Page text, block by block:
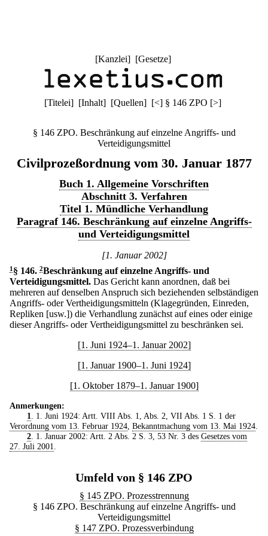
[Kanzlei] [Gesetze]
[Titelei] [Inhalt] [Quellen] [<] § 146 ZPO [>]
§ 146 ZPO. Beschränkung auf einzelne Angriffs- und
Verteidigungsmittel
Civilprozeßordnung vom 30. Januar 1877
Buch 1. Allgemeine Vorschriften
Abschnitt 3. Verfahren
Titel 1. Mündliche Verhandlung
Paragraf 146. Beschränkung auf einzelne Angriffs-
und Verteidigungsmittel
[1. Januar 2002]
1 § 146. 2Beschränkung auf einzelne Angriffs- und
Verteidigungsmittel. Das Gericht kann anordnen, daß bei
mehreren auf denselben Anspruch sich beziehenden selbständigen
Angriffs- oder Vertheidigungsmitteln (Klagegründen, Einreden,
Repliken [usw.]) die Verhandlung zunächst auf eines oder einige
dieser Angriffs- oder Vertheidigungsmittel zu beschränken sei.
[1. Juni 1924–1. Januar 2002]
[1. Januar 1900–1. Juni 1924]
[1. Oktober 1879–1. Januar 1900]
Anmerkungen:
1
. 1. Juni 1924: Artt. VIII Abs. 1, Abs. 2, VII Abs. 1 S. 1 der
Verordnung vom 13. Februar 1924 Bekanntmachung vom 13. Mai 1924
2. 1. Januar 2002: Artt. 2 Abs. 2 S. 3, 53 Nr. 3 des Gesetzes vom
27. Juli 2001
Umfeld von § 146 ZPO
§ 145 ZPO. Prozesstrennung
§ 146 ZPO. Beschränkung auf einzelne Angriffs- und
Verteidigungsmittel
§ 147 ZPO. Prozessverbindung